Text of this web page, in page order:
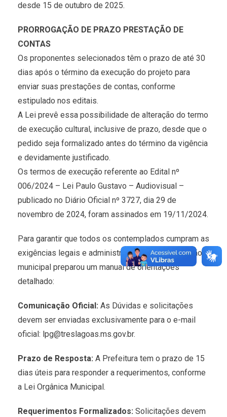
desde 15 de outubro de 2025.
PRORROGAÇÃO DE PRAZO PRESTAÇÃO DE
CONTAS
Os proponentes selecionados têm o prazo de até 30
dias após o término da execução do projeto para
enviar suas prestações de contas, conforme
estipulado nos editais.
A Lei prevê essa possibilidade de alteração do termo
de execução cultural, inclusive de prazo, desde que o
pedido seja formalizado antes do término da vigência
e devidamente justificado.
Os termos de execução referente ao Edital nº
006/2024 – Lei Paulo Gustavo – Audiovisual –
publicado no Diário Oficial nº 3727, dia 29 de
novembro de 2024, foram assinados em 19/11/2024.
Para garantir que todos os contemplados cumpram as
exigências legais e administrativas, a administração
municipal preparou um manual de orientações
detalhado:
Comunicação Oficial: As Dúvidas e solicitações
devem ser enviadas exclusivamente para o e-mail
oficial: lpg@treslagoas.ms.gov.br.
Prazo de Resposta: A Prefeitura tem o prazo de 15
dias úteis para responder a requerimentos, conforme
a Lei Orgânica Municipal.
Requerimentos Formalizados: Solicitações devem